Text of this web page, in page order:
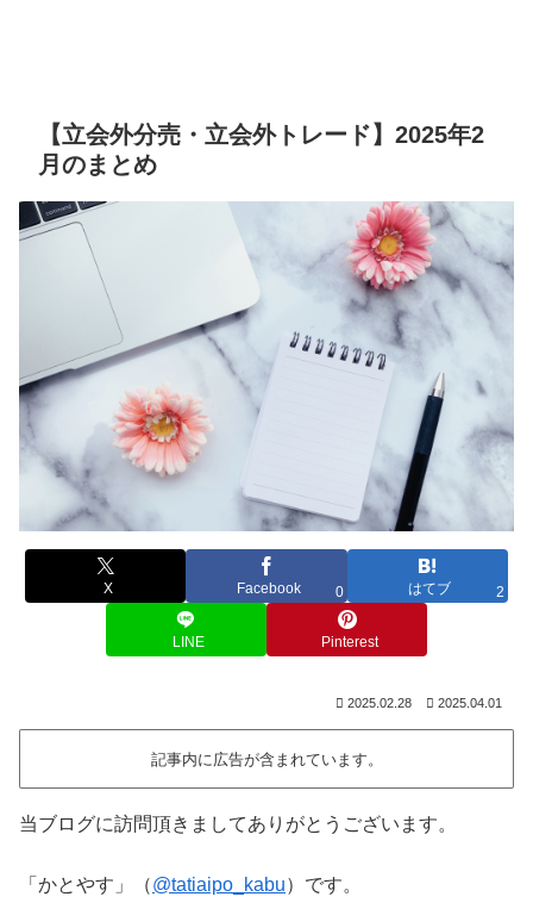
【立会外分売・立会外トレード】2025年2
月のまとめ
X Facebook 0 はてブ 2
LINE Pinterest
2025.02.28 2025.04.01
記事内に広告が含まれています。
当ブログに訪問頂きましてありがとうございます。
「かとやす」（@tatiaipo_kabu）です。